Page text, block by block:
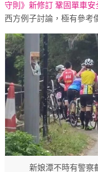
守則》新修訂 鞏固單車安
西方例子討論，極有參考
新娘潭不時有警察